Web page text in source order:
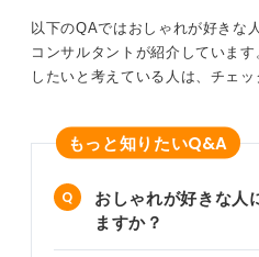
国内外のアイテムを発掘し、
担います。
また、スタイリストやファッ
ントの要望や作品のコンセプ
を活かすことが求められます。
よりクリエイティブなファッ
おすすめです。
以下のQAではおしゃれが好きな
コンサルタントが紹介していま
したいと考えている人は、チェッ
もっと知りたいQ&A
おしゃれが好きな人
ますか？